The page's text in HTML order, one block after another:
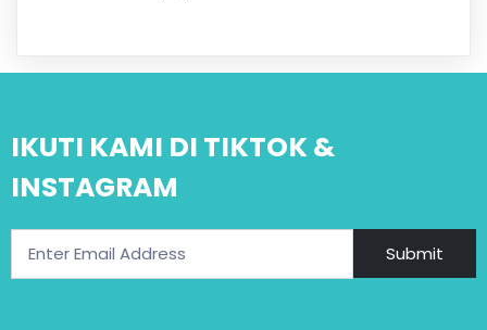
IKUTI KAMI DI TIKTOK &
INSTAGRAM
Submit